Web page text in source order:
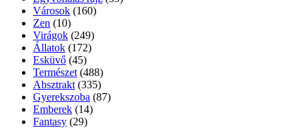
Városok (160)
Zen (10)
Virágok (249)
Állatok (172)
Esküvő (45)
Természet (488)
Absztrakt (335)
Gyerekszoba (87)
Emberek (14)
Fantasy (29)